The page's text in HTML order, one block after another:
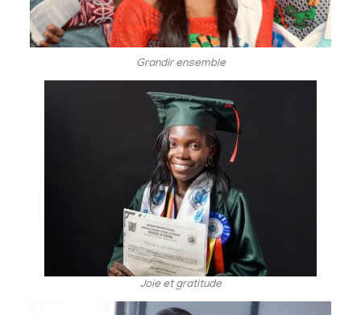
Grandir ensemble
Joie et gratitude